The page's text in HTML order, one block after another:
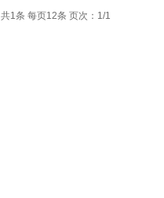
共1条 每页12条 页次：1/1